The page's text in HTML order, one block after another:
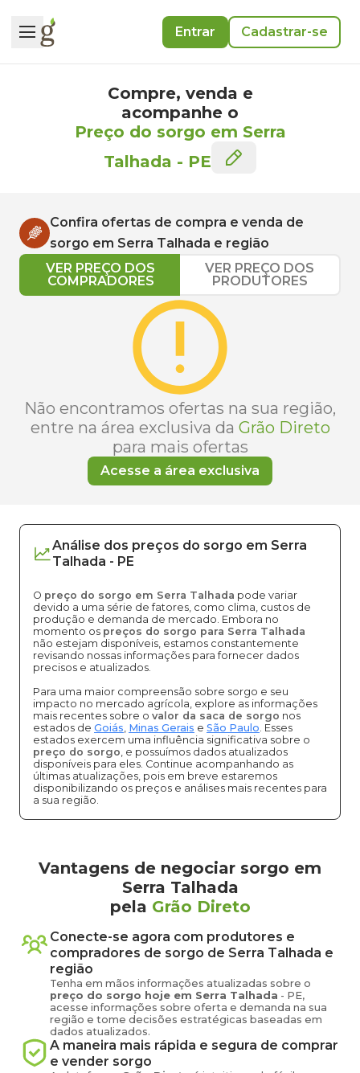
Entrar Cadastrar-se
Compre, venda e
acompanhe o
Preço do sorgo em Serra
Talhada - PE
Confira ofertas de compra e venda de
sorgo em Serra Talhada e região
VER PREÇO DOS
COMPRADORES
VER PREÇO DOS
PRODUTORES
Não encontramos ofertas na sua região,
entre na área exclusiva da Grão Direto
para mais ofertas
Acesse a área exclusiva
Análise dos preços do sorgo em Serra
Talhada - PE
O preço do sorgo em Serra Talhada pode variar
devido a uma série de fatores, como clima, custos de
produção e demanda de mercado. Embora no
momento os preços do sorgo para Serra Talhada
não estejam disponíveis, estamos constantemente
revisando nossas informações para fornecer dados
precisos e atualizados.
Para uma maior compreensão sobre sorgo e seu
impacto no mercado agrícola, explore as informações
mais recentes sobre o valor da saca de sorgo nos
estados de Goiás, Minas Gerais e São Paulo. Esses
estados exercem uma influência significativa sobre o
preço do sorgo, e possuímos dados atualizados
disponíveis para eles. Continue acompanhando as
últimas atualizações, pois em breve estaremos
disponibilizando os preços e análises mais recentes para
a sua região.
Vantagens de negociar sorgo em
Serra Talhada
pela Grão Direto
Conecte-se agora com produtores e
compradores de sorgo de Serra Talhada e
região
Tenha em mãos informações atualizadas sobre o
preço do sorgo hoje em Serra Talhada - PE,
acesse informações sobre oferta e demanda na sua
região e tome decisões estratégicas baseadas em
dados atualizados.
A maneira mais rápida e segura de comprar
e vender sorgo